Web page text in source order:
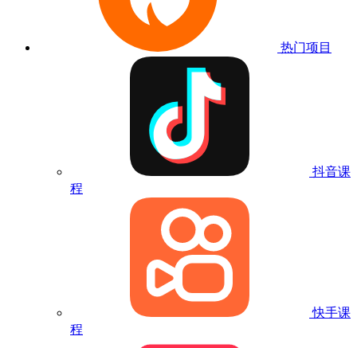
热门项目
抖音课
程
快手课
程